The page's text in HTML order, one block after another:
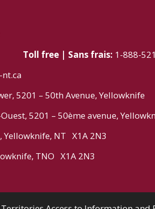
Toll free | Sans frais: 1-888-
5201 – 50th Avenue, Yellowknife
5201 – 50ème avenue,
Yellowknife, NT X1A 2N3
TNO X1A 2N3